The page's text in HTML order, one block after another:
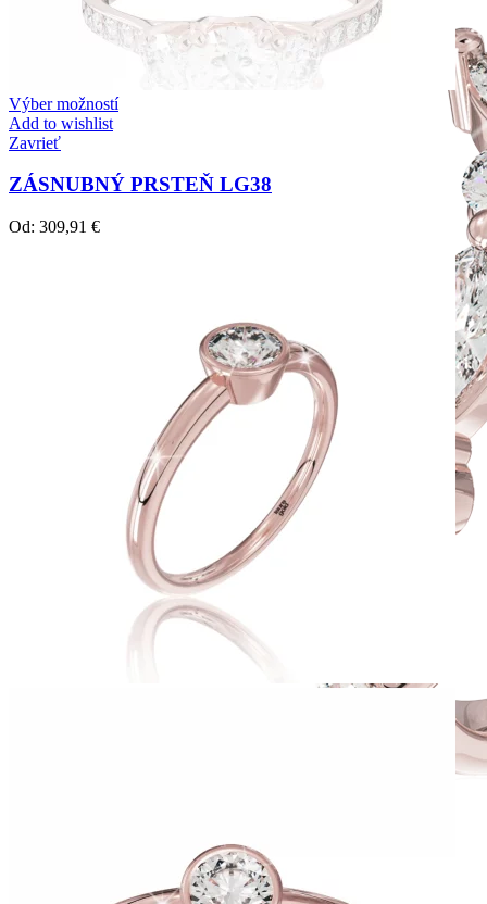
Výber možností
Add to wishlist
Zavrieť
ZÁSNUBNÝ PRSTEŇ LG38
Od: 309,91 €